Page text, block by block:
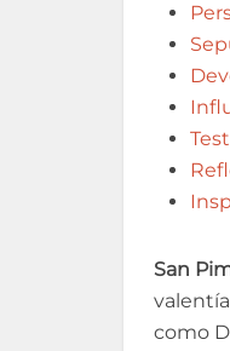
San
como